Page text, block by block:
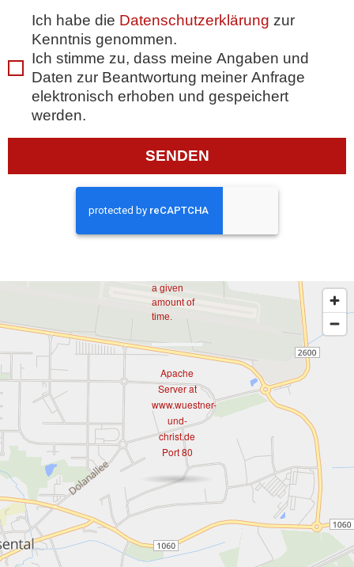
Ich habe die Datenschutzerklärung zur
Kenntnis genommen.
Ich stimme zu, dass meine Angaben und
Daten zur Beantwortung meiner Anfrage
elektronisch erhoben und gespeichert
werden.
SENDEN
Many
Requests
a given
amount of
time.
Apache
Server at
www.wuestner-
und-
christ.de
Port 80